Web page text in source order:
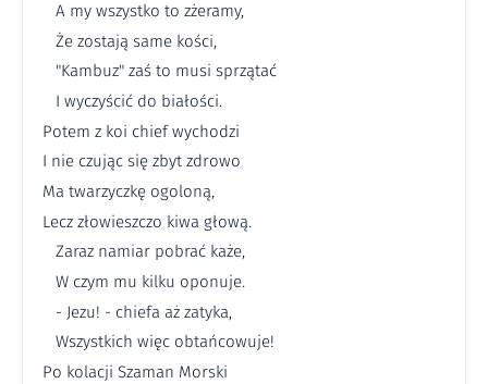
A my wszystko to zżeramy,
Że zostają same kości,
"Kambuz" zaś to musi sprzątać
I wyczyścić do białości.
Potem z koi chief wychodzi
I nie czując się zbyt zdrowo
Ma twarzyczkę ogoloną,
Lecz złowieszczo kiwa głową.
Zaraz namiar pobrać każe,
W czym mu kilku oponuje.
- Jezu! - chiefa aż zatyka,
Wszystkich więc obtańcowuje!
Po kolacji Szaman Morski